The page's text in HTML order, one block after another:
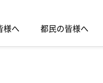
様へ 都民の皆様へ